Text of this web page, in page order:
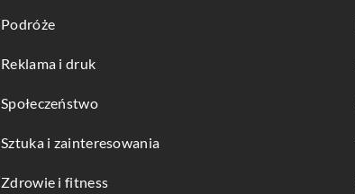
Podróże
Reklama i druk
Społeczeństwo
Sztuka i zainteresowania
Zdrowie i fitness